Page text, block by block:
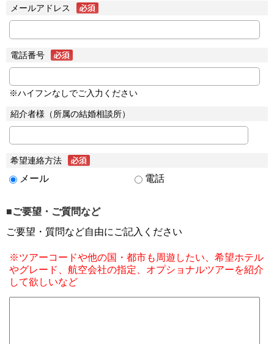
メールアドレス
電話番号
※ハイフンなしでご入力ください
紹介者様（所属の結婚相談所）
希望連絡方法
メール 電話
■ご要望・ご質問など
ご要望・質問など自由にご記入ください
※ツアーコードや他の国・都市も周遊したい、希望ホテル
やグレード、航空会社の指定、オプショナルツアーを紹介
して欲しいなど